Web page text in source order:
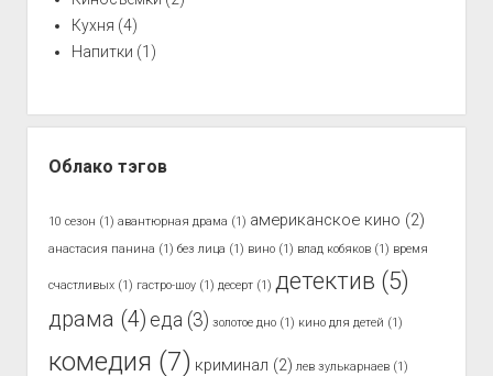
Кухня (4)
Напитки (1)
Облако тэгов
10 сезон (1) авантюрная драма (1) американское кино (2)
анастасия панина (1) без лица (1) вино(1) влад кобяков(1) время
счастливых(1) гастро-шоу(1) десерт(1) детектив (5)
драма (4) еда (3) золотое дно(1) кино для детей (1)
комедия (7) криминал (2) лев зулькарнаев(1)